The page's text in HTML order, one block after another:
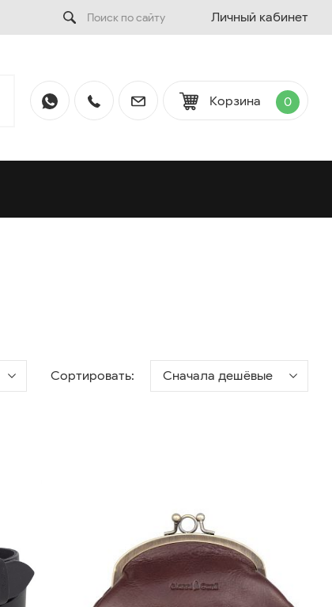
Личный кабинет
Корзина 0
Сортировать: Сначала дешёвые